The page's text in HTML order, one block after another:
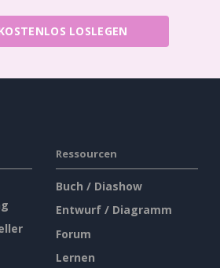
LOSLEGEN
Ressourcen
Buch / Diashow
Entwurf / Diagramm
Forum
Lernen